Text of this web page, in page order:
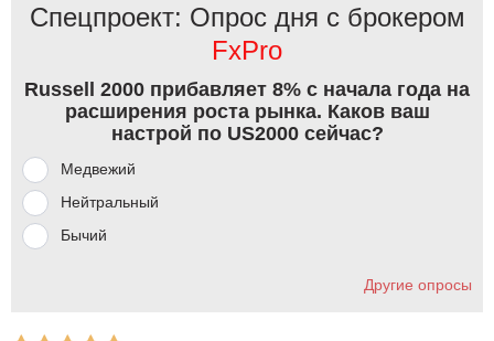
Спецпроект: Опрос дня с брокером
FxPro
Russell 2000 прибавляет 8% с начала года на
расширения роста рынка. Каков ваш
настрой по US2000 сейчас?
Медвежий
Нейтральный
Бычий
Другие опросы